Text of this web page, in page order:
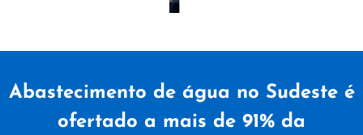
Abastecimento de água no Sudeste é
ofertado a mais de 91% da